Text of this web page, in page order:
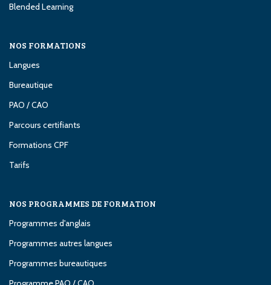
Blended Learning
NOS FORMATIONS
Langues
Bureautique
PAO / CAO
Parcours certifiants
Formations CPF
Tarifs
NOS PROGRAMMES DE FORMATION
Programmes d'anglais
Programmes autres langues
Programmes bureautiques